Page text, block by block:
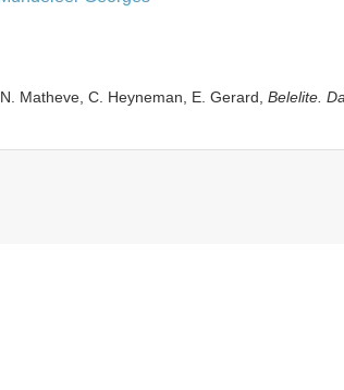
Matheve, C. Heyneman, E. Gerard, Belelite.